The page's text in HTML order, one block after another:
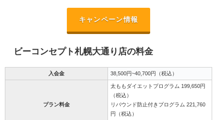
キャンペーン情報
ビーコンセプト札幌大通り店の料金
入会金 38,500円~40,700円（税込）
プラン料金
太ももダイエットプログラム 199,650円
（税込）
リバウンド防止付きプログラム 221,760
円（税込）